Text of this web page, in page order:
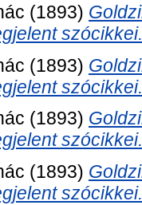
(1893)
szócikkei.
(1893)
szócikkei.
(1893)
szócikkei.
(1893)
szócikkei.